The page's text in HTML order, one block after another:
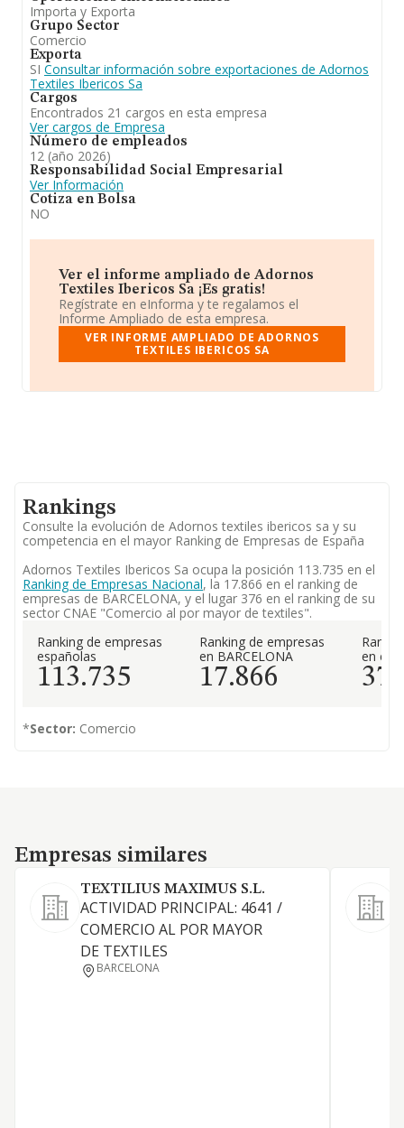
Importa y Exporta
Grupo Sector
Comercio
Exporta
SI Consultar información sobre exportaciones de Adornos
Textiles Ibericos Sa
Cargos
Encontrados 21 cargos en esta empresa
Ver cargos de Empresa
Número de empleados
12 (año 2026)
Responsabilidad Social Empresarial
Ver Información
Cotiza en Bolsa
NO
Ver el informe ampliado de Adornos
Textiles Ibericos Sa ¡Es gratis!
Regístrate en eInforma y te regalamos el
Informe Ampliado de esta empresa.
VER INFORME AMPLIADO DE ADORNOS
TEXTILES IBERICOS SA
Rankings
Consulte la evolución de Adornos textiles ibericos sa y su
competencia en el mayor Ranking de Empresas de España
Adornos Textiles Ibericos Sa ocupa la posición 113.735 en el
Ranking de Empresas Nacional, la 17.866 en el ranking de
empresas de BARCELONA, y el lugar 376 en el ranking de su
sector CNAE "Comercio al por mayor de textiles".
Ranking de empresas
españolas
113.735
Ranking de empresas
en BARCELONA
17.866
en el
376
*Sector: Comercio
Empresas similares
Empresas similares
TEXTILIUS MAXIMUS S.L.
ACTIVIDAD PRINCIPAL: 4641 /
COMERCIO AL POR MAYOR
DE TEXTILES
BARCELONA